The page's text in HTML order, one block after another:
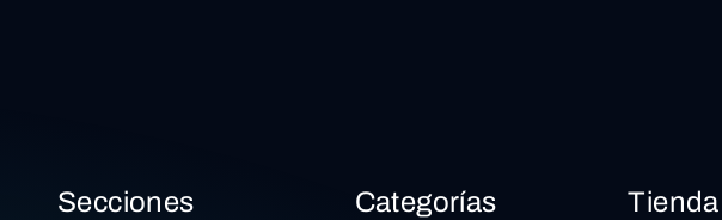
Secciones Categorías Tienda